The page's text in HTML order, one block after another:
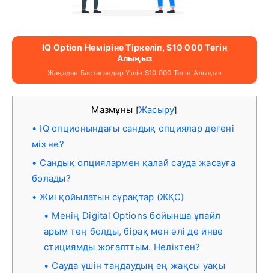
IQ Option Нөміріне Тіркеліп, $10 000 Тегін
Алыңыз
Жаңадан Бастағандар Үшін $10 000 Тегін Алыңыз
Мазмұны [Жасыру]
IQ опционындағы сандық опциялар дегені
міз не?
Сандық опциялармен қалай сауда жасауға
болады?
Жиі қойылатын сұрақтар (ЖҚС)
Менің Digital Options бойынша ұпайл
арым тең болды, бірақ мен әлі де инве
стициямды жоғалттым. Неліктен?
Сауда үшін таңдаудың ең жақсы уақы